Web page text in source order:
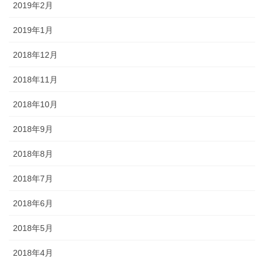
2019年2月
2019年1月
2018年12月
2018年11月
2018年10月
2018年9月
2018年8月
2018年7月
2018年6月
2018年5月
2018年4月